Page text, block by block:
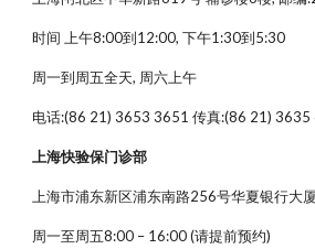
时间 上午8:00到12:00, 下午1:30到5:30
周一到周五全天, 周六上午
电话:(86 21) 3653 3651 传真:(86 21) 3635
上海快验保门诊部
上海市浦东新区浦东南路256号华夏银行大
周一至周五8:00 – 16:00 (请提前预约)